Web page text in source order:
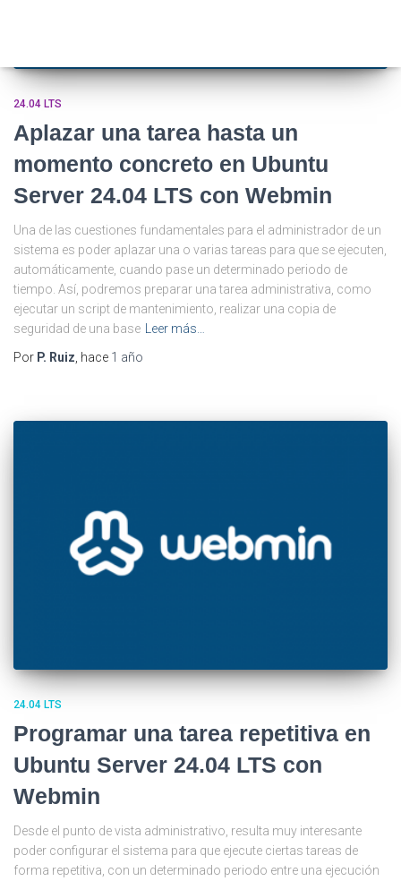
24.04 LTS
Aplazar una tarea hasta un
momento concreto en Ubuntu
Server 24.04 LTS con Webmin
Una de las cuestiones fundamentales para el administrador de un
sistema es poder aplazar una o varias tareas para que se ejecuten,
automáticamente, cuando pase un determinado periodo de
tiempo. Así, podremos preparar una tarea administrativa, como
ejecutar un script de mantenimiento, realizar una copia de
seguridad de una base
Leer más…
Por P. Ruiz , hace 1 año
24.04 LTS
Programar una tarea repetitiva en
Ubuntu Server 24.04 LTS con
Webmin
Desde el punto de vista administrativo, resulta muy interesante
poder configurar el sistema para que ejecute ciertas tareas de
forma repetitiva, con un determinado periodo entre una ejecución